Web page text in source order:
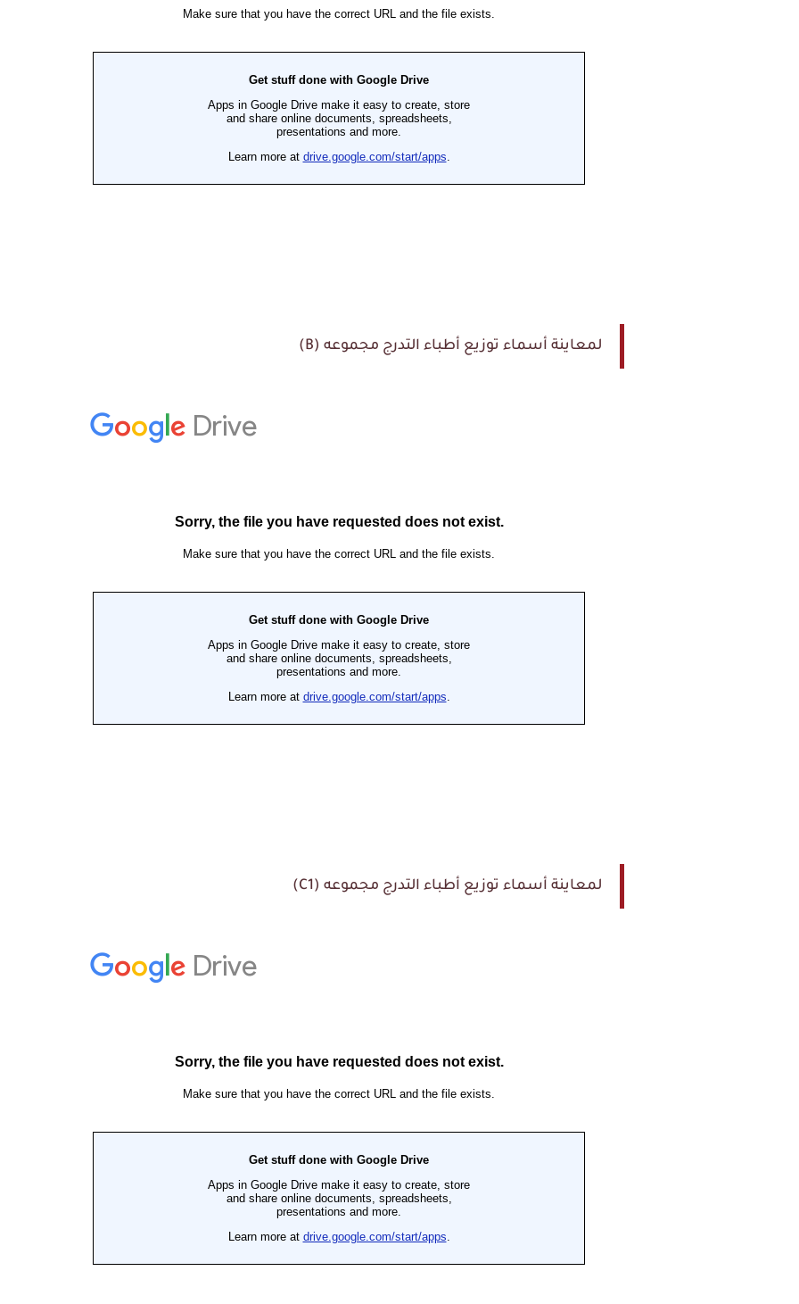
لمعاينة أسماء توزيع أطباء التدرج مجموعه (B)
لمعاينة أسماء توزيع أطباء التدرج مجموعه (C1)